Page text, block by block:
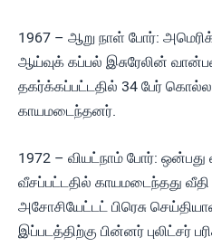
1967 – ஆறு நாள் போர்:
ஆய்வுக் கப்பல் இசுரேலின்
தகர்க்கப்பட்டதில் 34 பேர்
காயமடைந்தனர்.
1972 – வியட்நாம் போர்: ஒன்பது
வீசப்பட்டதில் காயமடைந்தது
அசோசியேட்டட் பிரெசு
இப்படத்திற்கு பின்னர் புலிட்சர்